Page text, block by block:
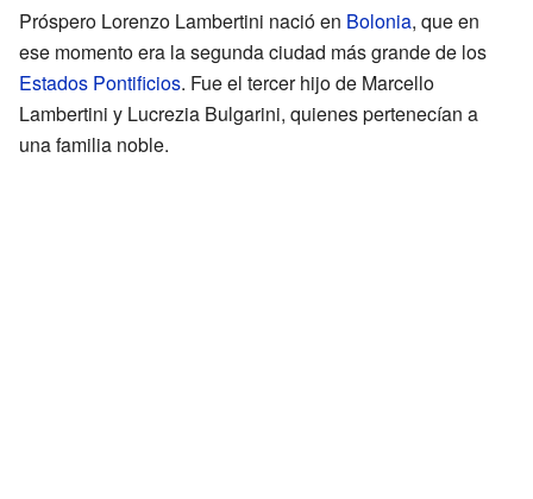
Próspero Lorenzo Lambertini nació en Bolonia, que en
ese momento era la segunda ciudad más grande de los
Estados Pontificios. Fue el tercer hijo de Marcello
Lambertini y Lucrezia Bulgarini, quienes pertenecían a
una familia noble.